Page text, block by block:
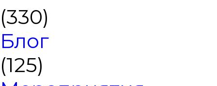
(330)
Блог
(125)